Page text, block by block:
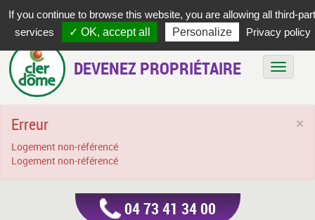
DEVENEZ PROPRIÉTAIRE
×
Erreur
Logement non-référencé
Logement non-référencé
04 73 41 34 00
If you continue to browse this website, you are allowing all third-
services
✓ OK, accept all Personalize Privacy policy